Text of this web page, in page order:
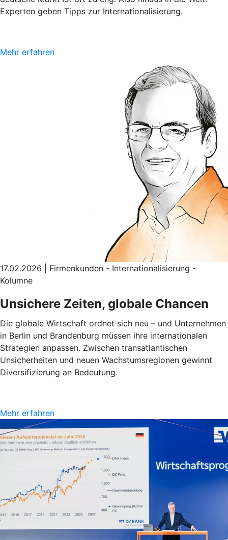
Experten geben Tipps zur Internationalisierung.
Mehr erfahren
17.02.2026 | Firmenkunden - Internationalisierung -
Kolumne
Unsichere Zeiten, globale Chancen
Die globale Wirtschaft ordnet sich neu – und Unternehmen
in Berlin und Brandenburg müssen ihre internationalen
Strategien anpassen. Zwischen transatlantischen
Unsicherheiten und neuen Wachstumsregionen gewinnt
Diversifizierung an Bedeutung.
Mehr erfahren